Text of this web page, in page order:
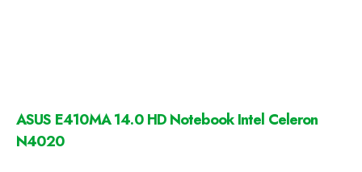
ASUS E410MA 14.0 HD Notebook Intel Celeron
N4020